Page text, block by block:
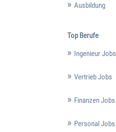
Ausbildung
Top Berufe
Ingenieur Jobs
Vertrieb Jobs
Finanzen Jobs
Personal Jobs